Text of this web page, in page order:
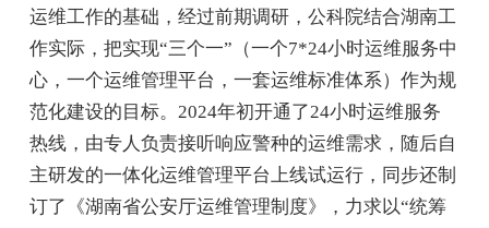
运维工作的基础，经过前期调研，公科院结合湖南工
作实际，把实现“三个一”（一个7*24小时运维服务中
心，一个运维管理平台，一套运维标准体系）作为规
范化建设的目标。2024年初开通了24小时运维服务
热线，由专人负责接听响应警种的运维需求，随后自
主研发的一体化运维管理平台上线试运行，同步还制
订了《湖南省公安厅运维管理制度》，力求以“统筹